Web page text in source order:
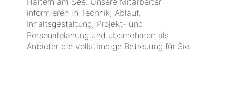
informieren in Technik, Ablauf,
Inhaltsgestaltung, Projekt- und
Personalplanung und übernehmen als
Anbieter die vollständige Betreuung für Sie.